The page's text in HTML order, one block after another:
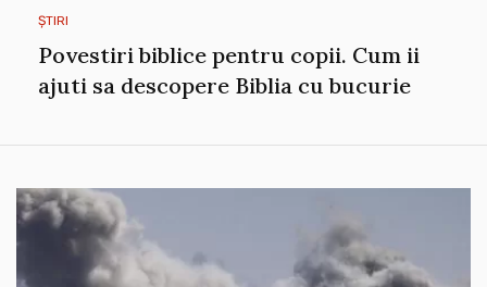
ȘTIRI
Povestiri biblice pentru copii. Cum ii
ajuti sa descopere Biblia cu bucurie